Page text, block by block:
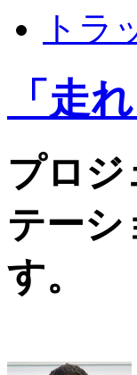
トラ
「走
プロ
テーシ
す。